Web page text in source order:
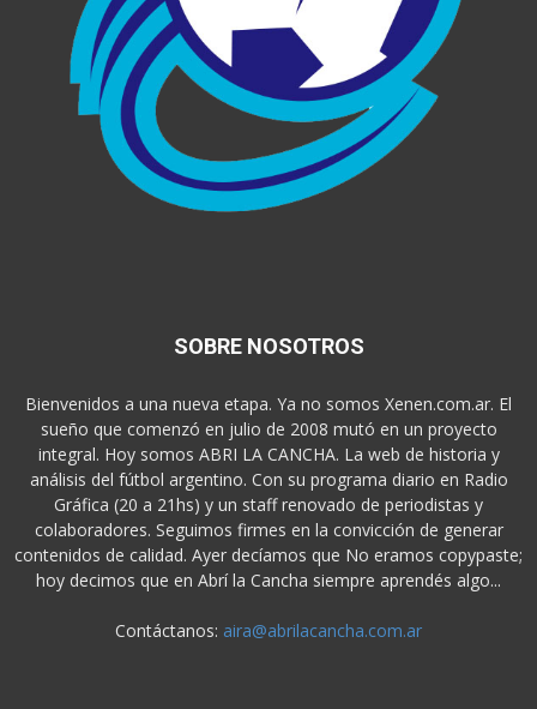
SOBRE NOSOTROS
Bienvenidos a una nueva etapa. Ya no somos Xenen.com.ar. El
sueño que comenzó en julio de 2008 mutó en un proyecto
integral. Hoy somos ABRI LA CANCHA. La web de historia y
análisis del fútbol argentino. Con su programa diario en Radio
Gráfica (20 a 21hs) y un staff renovado de periodistas y
colaboradores. Seguimos firmes en la convicción de generar
contenidos de calidad. Ayer decíamos que No eramos copypaste;
hoy decimos que en Abrí la Cancha siempre aprendés algo...
Contáctanos: aira@abrilacancha.com.ar